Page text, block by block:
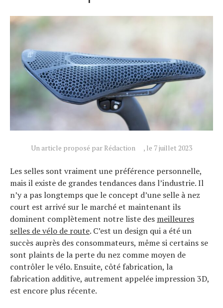
Un article proposé par Rédaction , le 7 juillet 2023
Les selles sont vraiment une préférence personnelle,
mais il existe de grandes tendances dans l’industrie. Il
n’y a pas longtemps que le concept d’une selle à nez
court est arrivé sur le marché et maintenant ils
dominent complètement notre liste des meilleures
selles de vélo de route. C’est un design qui a été un
succès auprès des consommateurs, même si certains se
sont plaints de la perte du nez comme moyen de
contrôler le vélo. Ensuite, côté fabrication, la
fabrication additive, autrement appelée impression 3D,
est encore plus récente.